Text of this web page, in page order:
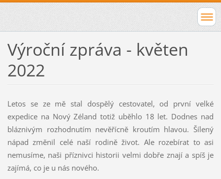
Výroční zpráva - květen
2022
Letos se ze mě stal dospělý cestovatel, od první velké
expedice na Nový Zéland totiž uběhlo 18 let. Dodnes nad
bláznivým rozhodnutím nevěřícně kroutím hlavou. Šílený
nápad změnil celé naší rodině život. Ale rozebírat to asi
nemusíme, naši příznivci historii velmi dobře znají a spíš je
zajímá, co je u nás nového.